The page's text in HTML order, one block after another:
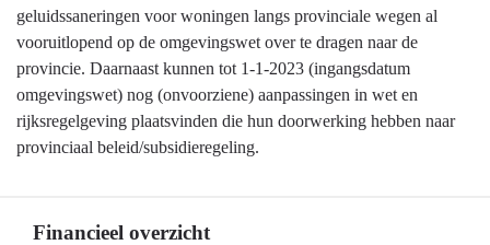
geluidssaneringen voor woningen langs provinciale wegen al
vooruitlopend op de omgevingswet over te dragen naar de
provincie. Daarnaast kunnen tot 1-1-2023 (ingangsdatum
omgevingswet) nog (onvoorziene) aanpassingen in wet en
rijksregelgeving plaatsvinden die hun doorwerking hebben naar
provinciaal beleid/subsidieregeling.
Financieel overzicht